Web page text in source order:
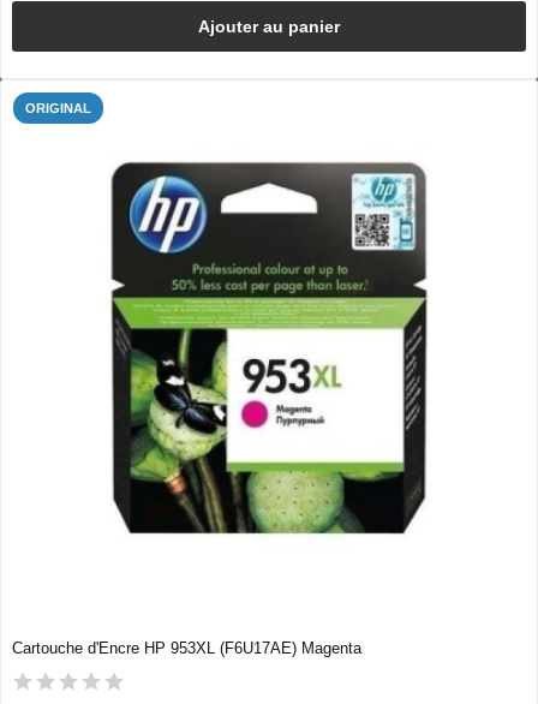
Ajouter au panier
ORIGINAL
Cartouche d'Encre HP 953XL (F6U17AE) Magenta